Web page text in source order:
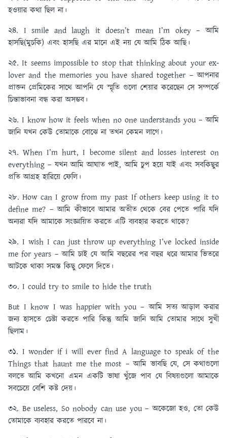
হওয়ার কথা ছিল না।
২৪. I smile and laugh it doesn’t mean I’m okey – আমি
হাসছি(মুচকি) এবং হাসছি এর মানে এই নয় যে আমি ঠিক আছি।
২৫. It seems impossible to stop that thinking about your ex-
lover and the memories you have shared together – আপনার
প্রাক্তন প্রেমিকের সাথে আপনি যে স্মৃতি গুলো শেয়ার করেছেন সে সম্পর্কে
চিন্তাভাবনা বন্ধ করা অসম্ভব।
২৬. I know how it feels when no one understands you – আমি
জানি যখন কেউ তোমাকে বোঝে না তখন কেমন লাগে।
২৭. When I’m hurt, I become silent and losses interest on
everything – যখন আমি আঘাত পাই, আমি চুপ হয়ে যাই এবং সবকিছুর
প্রতি আগ্রহ হারিয়ে ফেলি।
২৮. How can I grow from my past If others keep using it to
define me? – আমি কীভাবে আমার অতীত থেকে বের পেতে পারি যদি
অন্যরা যদি আমাকে সংজ্ঞায়িত করতে এটি ব্যবহার করতে থাকে?
২৯. I wish I can just throw up everything I’ve locked inside
me for years – আমি চাই যে আমি বছরের পর বছর ধরে আমার ভিতরে
আটকে থাকা সমস্ত কিছু ফেলে দিতে।
৩০. I could try to smile to hide the truth
But I know I was happier with you – আমি সত্য আড়াল করার
জন্য হাসতে চেষ্টা করতে পারি কিন্তু আমি জানি আমি তোমার সাথে সুখী
ছিলাম।
৩১. I wonder if i will ever find A language to speak of the
Things that haunt me the most – আমি ভাবছি যে, সে কথাগুলো
বলতে আমি কখনো এমন একটি ভাষা খুঁজে পাব যে বিষয়গুলো আমাকে
সবচেয়ে বেশি কষ্ট দেয়।
৩২. Be useless, So nobody can use you – অকেজো হও, তো কেউ
তোমাকে ব্যবহার করতে পারবে না।